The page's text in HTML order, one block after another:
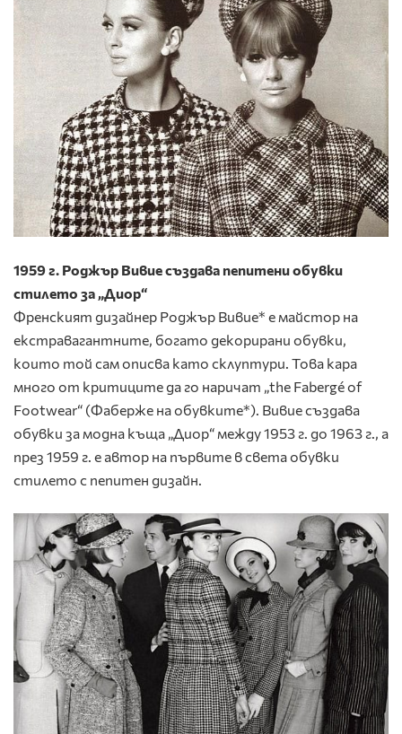
1959 г. Роджър Вивие създава пепитени обувки
стилето за „Диор“
Френският дизайнер Роджър Вивие* е майстор на
екстравагантните, богато декорирани обувки,
които той сам описва като склуптури. Това кара
много от критиците да го наричат „the Fabergé of
Footwear“ (Фаберже на обувките*). Вивие създава
обувки за модна къща „Диор“ между 1953 г. до 1963 г., а
през 1959 г. е автор на първите в света обувки
стилето с пепитен дизайн.